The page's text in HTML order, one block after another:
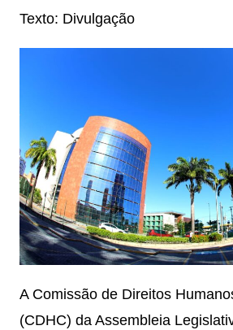
Texto: Divulgação
A Comissão de Direitos
(CDHC) da Assembleia